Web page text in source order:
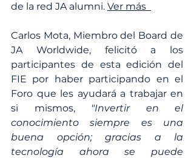
de la red JA alumni. Ver más
Carlos Mota, Miembro del Board de
JA Worldwide, felicitó a los
participantes de esta edición del
FIE por haber participando en el
Foro que les ayudará a trabajar en
si mismos, "Invertir en el
conocimiento siempre es una
buena opción; gracias a la
tecnología ahora se puede